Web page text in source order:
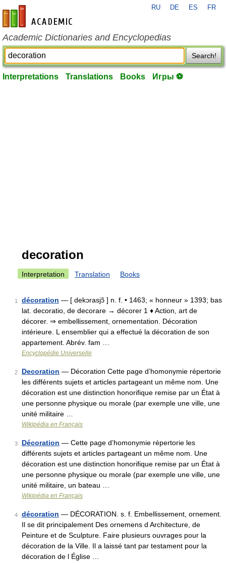
en-academic.com
RU DE ES FR
Academic Dictionaries and Encyclopedias
Search!
Interpretations Translations Books Игры ⚽
decoration
Interpretation Translation Books
1 décoration — [ dekɔrasjɔ̃ ] n. f. • 1463; « honneur » 1393; bas
lat. decoratio, de decorare → décorer 1 ♦ Action, art de
décorer. ⇒ embellissement, ornementation. Décoration
intérieure. L ensemblier qui a effectué la décoration de son
appartement. Abrév. fam …
Encyclopédie Universelle
2 Decoration — Décoration Cette page d’homonymie répertorie
les différents sujets et articles partageant un même nom. Une
décoration est une distinction honorifique remise par un État à
une personne physique ou morale (par exemple une ville, une
unité militaire …
Wikipédia en Français
3 Décoration — Cette page d’homonymie répertorie les
différents sujets et articles partageant un même nom. Une
décoration est une distinction honorifique remise par un État à
une personne physique ou morale (par exemple une ville, une
unité militaire, un bateau …
Wikipédia en Français
4 décoration — DÉCORATION. s. f. Embellissement, ornement.
Il se dit principalement Des ornemens d Architecture, de
Peinture et de Sculpture. Faire plusieurs ouvrages pour la
décoration de la Ville. Il a laissé tant par testament pour la
décoration de l Église …